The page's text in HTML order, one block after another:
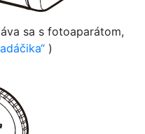
sa s fotoaparátom,
)